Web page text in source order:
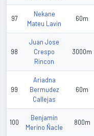
97
Nekane
Mateu Lavin
60m
98
Juan Jose
Crespo
Rincon
3000m
99
Ariadna
Bermudez
Callejas
60m
100
Benjamin
Merino Ñacle
800m